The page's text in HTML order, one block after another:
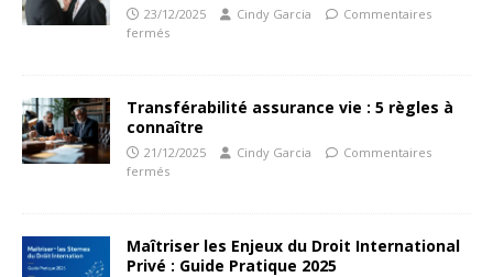
23/12/2025 Cindy Garcia
Commentaires
fermés
Transférabilité assurance vie : 5 règles à
connaître
21/12/2025 Cindy Garcia
Commentaires
fermés
Maîtriser les Enjeux du Droit International
Privé : Guide Pratique 2025